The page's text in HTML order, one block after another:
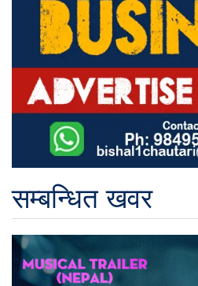
सम्बन्धित खवर